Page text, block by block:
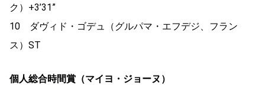
ク）+3’31”
10 ダヴィド・ゴデュ（グルパマ・エフデジ、フラン
ス）ST
個人総合時間賞（マイヨ・ジョーヌ）